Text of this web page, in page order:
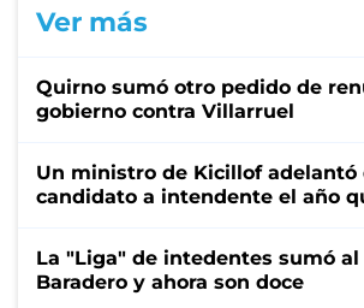
Ver más
Quirno sumó otro pedido de
gobierno contra Villarruel
Un ministro de Kicillof adelantó
candidato a intendente el año
La "Liga" de intedentes sumó
Baradero y ahora son doce